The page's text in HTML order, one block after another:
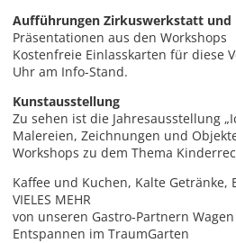
Aufführungen Zirkuswerkstatt
Präsentationen aus den Workshops
Kostenfreie Einlasskarten für diese
Uhr am Info-Stand.
Kunstausstellung
Zu sehen ist die Jahresausstellung
Malereien, Zeichnungen und
Workshops zu dem Thema
Kaffee und Kuchen, Kalte Getränke,
VIELES MEHR
von unseren Gastro-Partnern
Entspannen im TraumGarten